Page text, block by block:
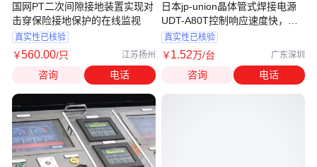
国网PT二次间隙接地装置实现对
击穿保险接地保护的在线监视
真实性已核验
￥560.00/只 江苏扬州
咨询 电话
日本jp-union晶体管式焊接电源
UDT-A80T控制响应速度快，飞
溅少
真实性已核验
￥1.52万/台 广东深圳
咨询 电话